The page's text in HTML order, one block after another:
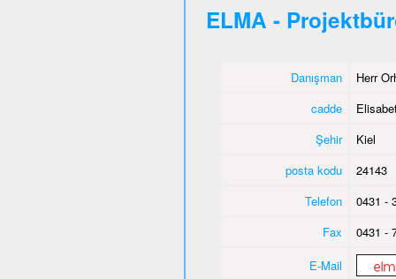
ELMA -
Danışman
Herr
cadde
Şehir
Kiel
posta kodu
24143
Telefon
0431 -
Fax
0431 -
E-Mail